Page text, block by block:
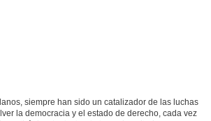
siempre han sido un catalizador de las luchas
la democracia y el estado de derecho, cada vez